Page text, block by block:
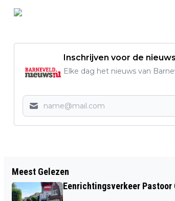
Inschrijven voor de
Elke dag het nieuws van
AROUND THE WORLD MET
HET OUDE AMBACHTEN &
Meest Gelezen
Eenrichtingsverkeer